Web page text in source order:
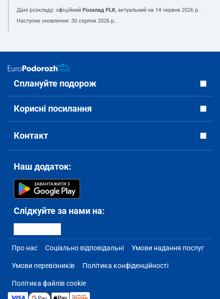
Дані розкладу: офіційний Розклад PLK, актуальний на 14 червня 2026 р..
Наступне оновлення: 30 серпня 2026 р..
Сплануйте подорож
Корисні посилання
Контакт
Наш додаток:
Слідкуйте за нами на:
Про нас Соціально відповідальні Умови надання послуг
Умови перевізників Політика конфіденційності
Політика файлів cookie